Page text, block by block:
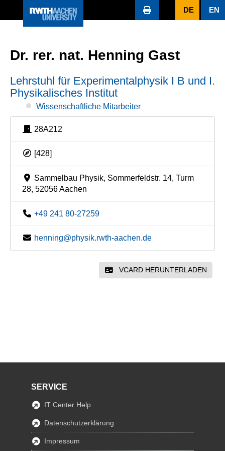
DE EN
Dr. rer. nat. Henning Gast
Lehrstuhl für Experimentalphysik I B und I.
Physikalisches Institut
Wissenschaftliche Mitarbeiter
28A212
[428]
Sammelbau Physik, Sommerfeldstr. 14, Turm
28, 52056 Aachen
+49 241 80-27259
henning@physik.rwth-aachen.de
VCARD HERUNTERLADEN
SERVICE
IT Center Help
Datenschutzerklärung
Impressum